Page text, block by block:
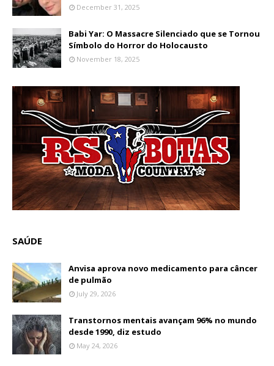
December 31, 2025
Babi Yar: O Massacre Silenciado que se Tornou
Símbolo do Horror do Holocausto
November 18, 2025
SAÚDE
Anvisa aprova novo medicamento para câncer
de pulmão
July 29, 2026
Transtornos mentais avançam 96% no mundo
desde 1990, diz estudo
May 24, 2026